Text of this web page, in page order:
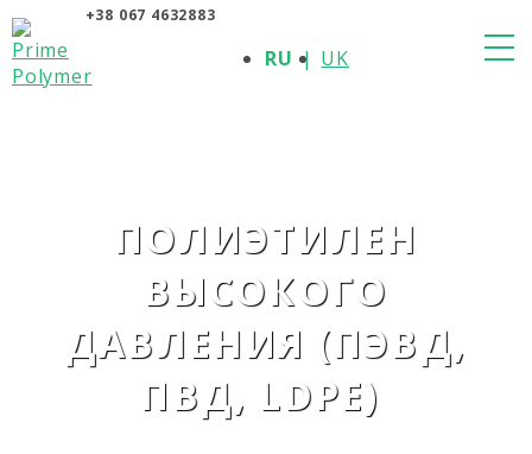
+38 067 4632883
RU UK
ПОЛИЭТИЛЕН
ВЫСОКОГО
ДАВЛЕНИЯ (ПЭВД,
ПВД, LDPE)
О КОМПАНИИ
ПРОДУКЦИЯ